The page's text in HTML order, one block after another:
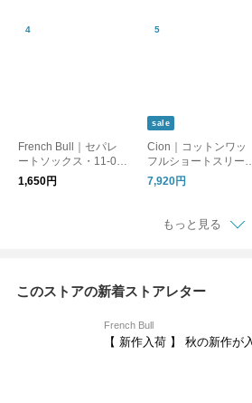
French Bull｜セパレ
ートソックス・11-09
221
1,650円
sale
Cion｜コットンワッ
フルショートスリー
ニット・19-24117 サ
マーニット
7,920円
もっと見る
このストアの新着ストアレター
French Bull
【 新作入荷 】 秋の新作が